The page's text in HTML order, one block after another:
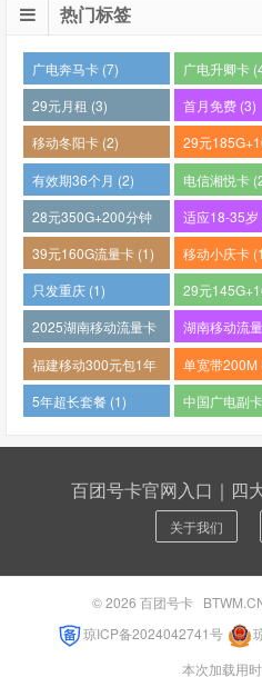
热门标签
广电奔马卡 (7) 广电升卿卡
29元月租 (3)
首月免费 (3)
移动冬阳卡 (2)
29元
(2)
有效期36个月 (2)
电信湘悦卡
28元350G+200分钟
(1)
适应18-35岁
39元160G流量卡 (1)
移动小庆卡
只发重庆 (1)
29元
(1)
2025湖南移动流量卡
哪个好 (1)
湖南移动流
(1)
福建移动300元包1年
(1)
单宽带200M
5年超长套餐 (1) 中国广电副
百团号卡官网入口｜四
关于我们
© 2026 百团号卡
琼ICP备2024042741号
本次加载用